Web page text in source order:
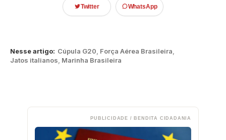
Twitter WhatsApp
Nesse artigo: Cúpula G20 Força Aérea Brasileira
Jatos italianos Marinha Brasileira
PUBLICIDADE / BENDITA CIDADANIA